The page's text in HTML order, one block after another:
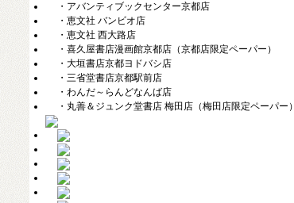
・アバンティブックセンター京都店
・恵文社 バンビオ店
・恵文社 西大路店
・喜久屋書店漫画館京都店（京都店限定ペーパー）
・大垣書店京都ヨドバシ店
・三省堂書店京都駅前店
・わんだ～らんどなんば店
・丸善＆ジュンク堂書店 梅田店（梅田店限定ペーパー）